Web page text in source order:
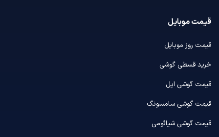
قیمت موبایل
قیمت روز موبایل
خرید قسطی گوشی
قیمت گوشی اپل
قیمت گوشی سامسونگ
قیمت گوشی شیائومی